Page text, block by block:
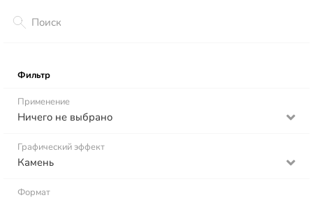
Фильтр
Применение
Ничего не выбрано
Графический эффект
Камень
Формат